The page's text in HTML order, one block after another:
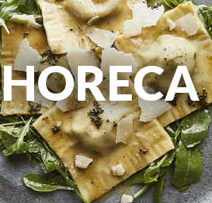
HORECA